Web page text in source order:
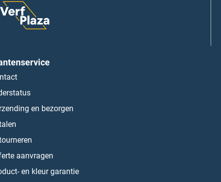
en bezorgen
aanvragen
en kleur garantie